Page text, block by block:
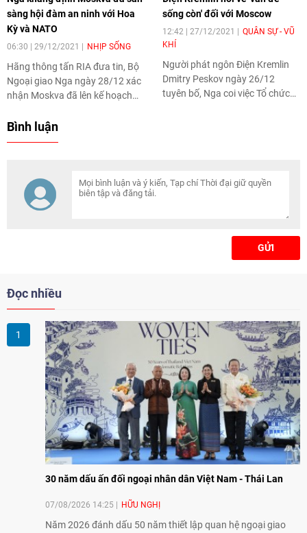
sàng hội đàm an ninh với Hoa
Kỳ và NATO
06:30 | 29/12/2021 NHỊP SỐNG
Hãng thông tấn RIA đưa tin, Bộ
Ngoại giao Nga ngày 28/12 xác
nhận Moskva đã lên kế hoạch
ninh của nước này với
sống còn' đối với Moscow
12:42 | 27/12/2021
QUÂN SỰ - VŨ
KHÍ
Người phát ngôn Điện Kremlin
Dmitry Peskov ngày 26/12
tuyên bố, Nga coi việc Tổ chức
Bình luận
GỬI
Đọc nhiều
30 năm dấu ấn đối ngoại nhân dân Việt Nam - Thái Lan
07/08/2026 14:25 HỮU NGHỊ
Năm 2026 đánh dấu 50 năm thiết lập quan hệ ngoại giao